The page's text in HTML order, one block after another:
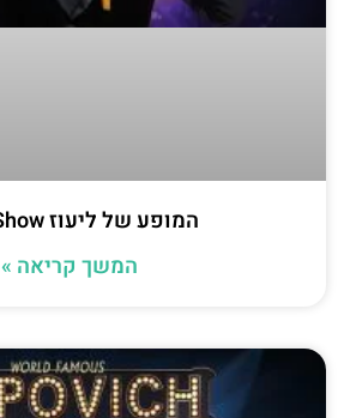
המופע של ליעוז LIOZ Show
המשך קריאה »